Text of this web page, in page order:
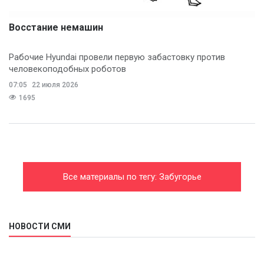
Восстание немашин
Рабочие Hyundai провели первую забастовку против
человекоподобных роботов
07:05
22 июля 2026
1695
Все материалы по тегу: Забугорье
НОВОСТИ СМИ